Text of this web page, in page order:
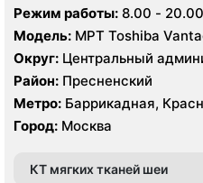
Режим работы: 8.00 - 20.00
Модель: МРТ Toshiba
Aquilion 64, УЗИ GE Logiq 7
Округ: Центральный
Район: Пресненский
Метро: Баррикадная,
года
Город: Москва
КТ мягких тканей шеи